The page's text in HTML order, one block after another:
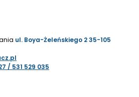
ul. Boya-Żeleńskiego 2 35-105
/ 531 529 035